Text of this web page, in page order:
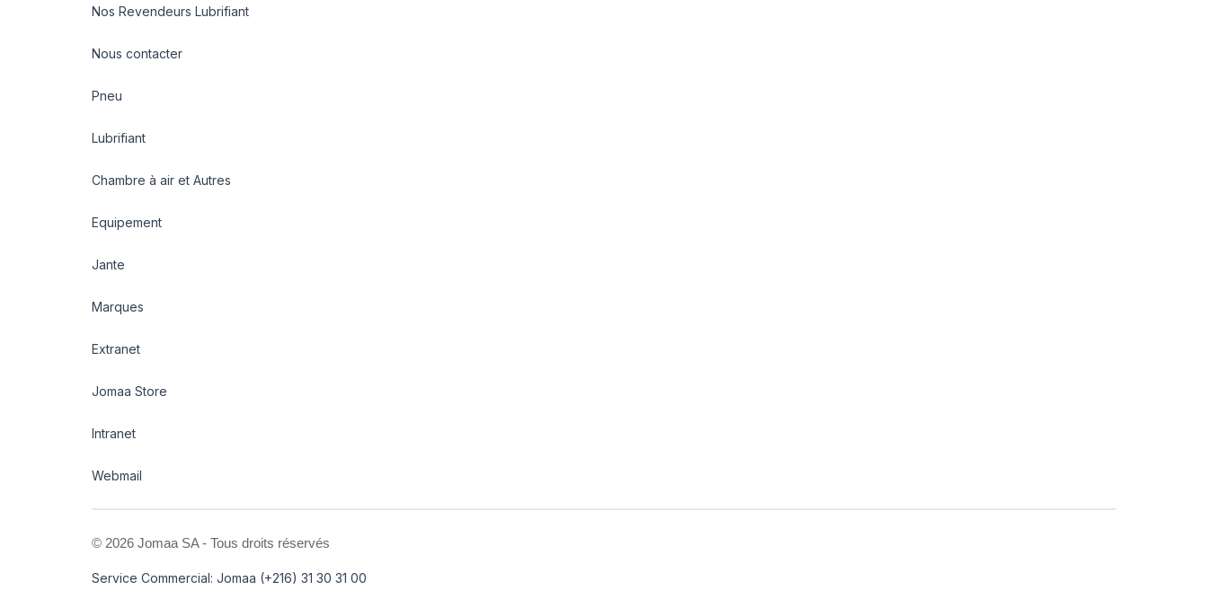
Nos Revendeurs Lubrifiant
Nous contacter
Pneu
Lubrifiant
Chambre à air et Autres
Equipement
Jante
Marques
Extranet
Jomaa Store
Intranet
Webmail
© 2026 Jomaa SA - Tous droits réservés
Service Commercial: Jomaa (+216) 31 30 31 00